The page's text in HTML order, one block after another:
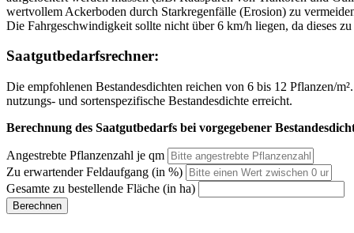
wertvollem Ackerboden durch Starkregenfälle (Erosion) zu
Die Fahrgeschwindigkeit sollte nicht über 6 km/h liegen, da dieses
Saatgutbedarfsrechner:
Die empfohlenen Bestandesdichten reichen von 6 bis 12 Pflanzen/
nutzungs- und sortenspezifische Bestandesdichte erreicht.
Berechnung des Saatgutbedarfs bei vorgegebener
Angestrebte Pflanzenzahl je qm
Zu erwartender Feldaufgang (in %)
Gesamte zu bestellende Fläche (in ha)
Berechnen